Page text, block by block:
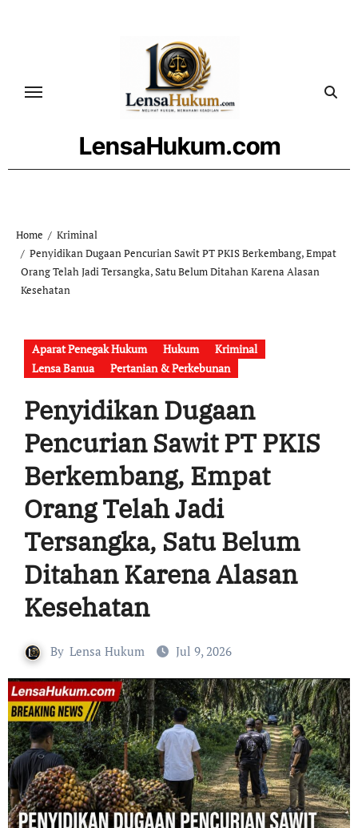
LensaHukum.com
Home
Kriminal
Penyidikan Dugaan Pencurian Sawit PT PKIS Berkembang, Empat
Orang Telah Jadi Tersangka, Satu Belum Ditahan Karena Alasan
Kesehatan
Aparat Penegak Hukum Hukum
Kriminal
Lensa Banua
Pertanian & Perkebunan
Penyidikan Dugaan
Pencurian Sawit PT PKIS
Berkembang, Empat
Orang Telah Jadi
Tersangka, Satu Belum
Ditahan Karena Alasan
Kesehatan
By Lensa Hukum Jul 9, 2026